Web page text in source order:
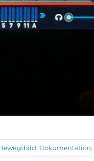
, Dokumentation,